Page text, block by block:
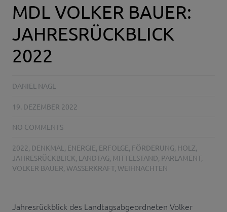
MDL VOLKER BAUER:
JAHRESRÜCKBLICK
2022
DANIEL NAGL
19. DEZEMBER 2022
NO COMMENTS
2022, DENKMAL , ENERGIE, ERFOLGE, FÖRDERUNG, HOLZ,
JAHRESRÜCKBLICK, LANDTAG, MITTELSTAND, PARLAMENT,
VOLKER BAUER, WASSERKRAFT, WEIHNACHTEN
Jahresrückblick des Landtagsabgeordneten Volker